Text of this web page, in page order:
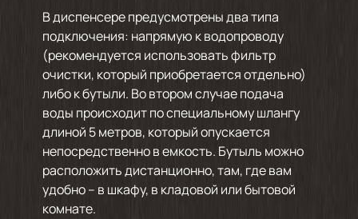
В диспенсере предусмотрены два типа
подключения: напрямую к водопроводу
(рекомендуется использовать фильтр
очистки, который приобретается отдельно)
либо к бутыли. Во втором случае подача
воды происходит по специальному шлангу
длиной 5 метров, который опускается
непосредственно в емкость. Бутыль можно
расположить дистанционно, там, где вам
удобно – в шкафу, в кладовой или бытовой
комнате.